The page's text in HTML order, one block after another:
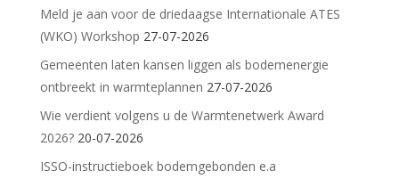
Meld je aan voor de driedaagse Internationale ATES
(WKO) Workshop 27-07-2026
Gemeenten laten kansen liggen als bodemenergie
ontbreekt in warmteplannen 27-07-2026
Wie verdient volgens u de Warmtenetwerk Award
2026? 20-07-2026
ISSO-instructieboek bodemgebonden e.a